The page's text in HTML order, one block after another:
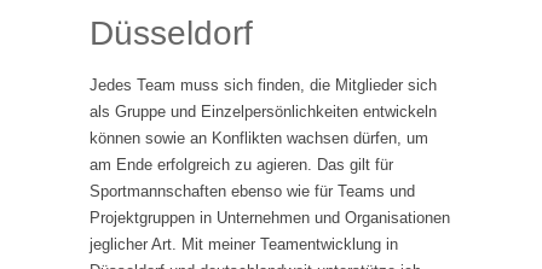
Düsseldorf
Jedes Team muss sich finden, die Mitglieder sich
als Gruppe und Einzelpersönlichkeiten entwickeln
können sowie an Konflikten wachsen dürfen, um
am Ende erfolgreich zu agieren. Das gilt für
Sportmannschaften ebenso wie für Teams und
Projektgruppen in Unternehmen und Organisationen
jeglicher Art. Mit meiner Teamentwicklung in